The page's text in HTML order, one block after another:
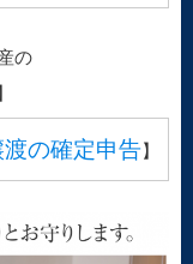
の
の確定申告】